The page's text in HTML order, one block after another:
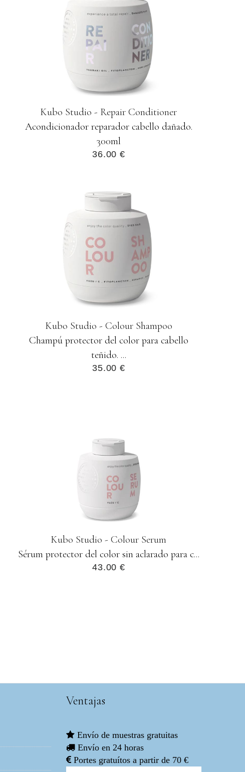
Kubo Studio - Repair Conditioner
Acondicionador reparador cabello dañado.
300ml
36.00 €
Kubo Studio - Colour Shampoo
Champú protector del color para cabello
teñido. ...
35.00 €
Kubo Studio - Colour Serum
Sérum protector del color sin aclarado para c...
43.00 €
Ventajas
Envío de muestras gratuitas
Envío en 24 horas
Portes gratuítos a partir de 70 €